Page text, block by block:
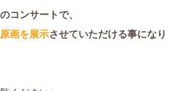
ンサートで、
原画を展示させていただける事になり